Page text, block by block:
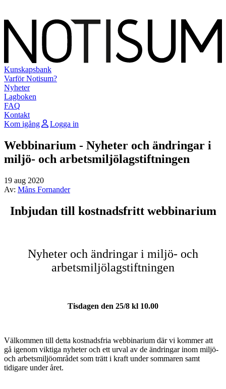
Kunskapsbank
Varför Notisum?
Nyheter
Lagboken
FAQ
Kontakt
Kom igång
Logga in
Webbinarium - Nyheter och ändringar i
miljö- och arbetsmiljölagstiftningen
19 aug 2020
Av: Måns Fornander
Inbjudan till kostnadsfritt webbinarium
Nyheter och ändringar i miljö- och
arbetsmiljölagstiftningen
Tisdagen den 25/8 kl 10.00
Välkommen till detta kostnadsfria webbinarium där vi kommer att
gå igenom viktiga nyheter och ett urval av de ändringar inom miljö-
och arbetsmiljöområdet som trätt i kraft under sommaren samt
tidigare under året.